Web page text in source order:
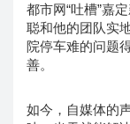
都市网“吐槽”嘉
聪和他的团队实
院停车难的问题
善。
如今，自媒体的